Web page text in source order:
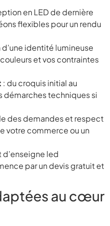
en LED de dernière
flexibles pour un rendu
identité lumineuse
et vos contraintes
: du croquis initial au
démarches techniques si
des demandes et respect
votre commerce ou un
led
par un devis gratuit et
au cœur